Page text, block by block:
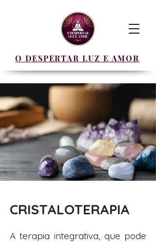
O DESPERTAR LUZ E AMOR
CRISTALOTERAPIA
A terapia integrativa, que pode